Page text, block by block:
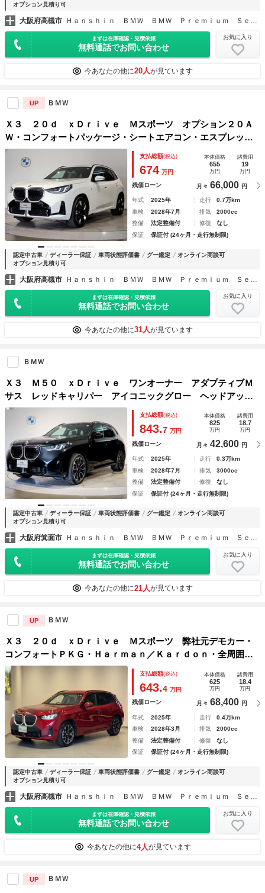
オプション見積り可
大阪府高槻市
まずは在庫確認・見積依頼
無料通話でお問い合わせ
お気に入り
今あなたの他に20人が見ています
UP ＢＭＷ
Ｘ３ ２０ｄ ｘＤｒｉｖｅ Ｍスポーツ オプション２０Ａ
Ｗ・コンフォートパッケージ・シートエアコン・エスプレッソ
ブラウンレザー・Ｈａｒｍａｎ／Ｋａｒｄｏｎスピーカー・１
オーナー・ハンズオフ・オートトランク・パドルシフト・アク
ティブクルーズ・
支払総額(税込)
674 万円
本体価格
655
万円
諸費用
19
万円
残価ローン 月々 66,000 円
年式 2025年 走行
0.7万km
車検
2028年7月 排気
2000cc
整備
法定整備付 修復
なし
保証
保証付 (24ヶ月・走行無制限)
認定中古車 ディーラー保証 車両状態評価書 グー鑑定
オンライン商談可
オプション見積り可
大阪府高槻市
まずは在庫確認・見積依頼
無料通話でお問い合わせ
お気に入り
今あなたの他に31人が見ています
ＢＭＷ
Ｘ３ Ｍ５０ ｘＤｒｉｖｅ ワンオーナー アダプティブＭ
サス レッドキャリパー アイコニックグロー ヘッドアップ
ディスプレイ パドルシフト 追従式クルコン 純正２０イン
チＡＷ パーキングアシスト アンビエントライト 電動シ
支払総額(税込)
843.7 万円
本体価格
825
万円
諸費用
18.7
万円
残価ローン 月々 42,600 円
年式 2025年 走行
0.3万km
車検
2028年7月 排気
3000cc
整備
法定整備付 修復
なし
保証
保証付 (24ヶ月・走行無制限)
認定中古車 ディーラー保証 車両状態評価書 グー鑑定
オンライン商談可
オプション見積り可
大阪府箕面市 Ｈａｎｓｈｉｎ ＢＭＷ ＢＭＷ Ｐｒｅｍｉｕｍ Ｓｅｌｅｃｔｉｏｎ 箕面
まずは在庫確認・見積依頼
無料通話でお問い合わせ
お気に入り
今あなたの他に21人が見ています
UP ＢＭＷ
Ｘ３ ２０ｄ ｘＤｒｉｖｅ Ｍスポーツ 弊社元デモカー・
コンフォートＰＫＧ・Ｈａｒｍａｎ／Ｋａｒｄｏｎ・全周囲カ
メラ・オートトランク・ヘッドアップディスプレイ・ベンチレ
ーションシート・シートヒーター・アンドロイドオート・アッ
プルカープレイ
支払総額(税込)
643.4 万円
本体価格
625
万円
諸費用
18.4
万円
残価ローン 月々 68,400 円
年式 2025年 走行
0.4万km
車検
2028年3月 排気
2000cc
整備
法定整備付 修復
なし
保証
保証付 (24ヶ月・走行無制限)
認定中古車 ディーラー保証 車両状態評価書 グー鑑定
オンライン商談可
オプション見積り可
大阪府高槻市 Ｈａｎｓｈｉｎ ＢＭＷ ＢＭＷ Ｐｒｅｍｉｕｍ Ｓｅｌｅｃｔｉｏｎ 高槻
まずは在庫確認・見積依頼
無料通話でお問い合わせ
お気に入り
今あなたの他に4人が見ています
UP ＢＭＷ